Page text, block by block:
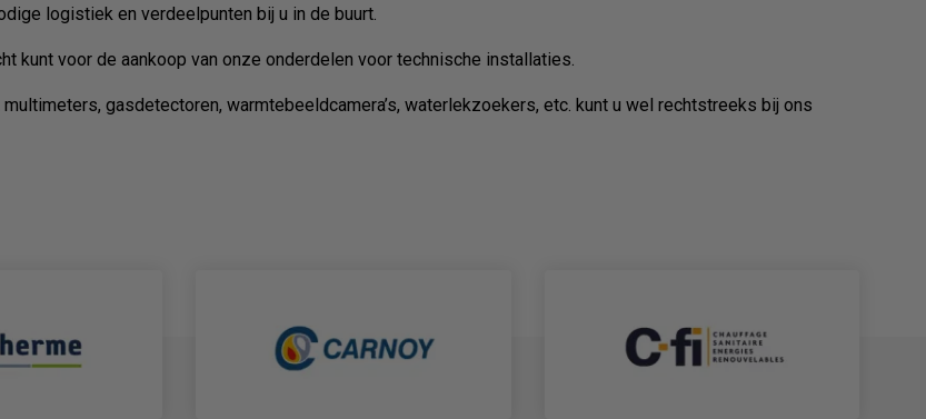
logistiek en verdeelpunten bij u in de buurt.
kunt voor de aankoop van onze onderdelen voor technische installaties.
gasdetectoren, warmtebeeldcamera’s, waterlekzoekers, etc. kunt u wel rechtstreeks bij ons